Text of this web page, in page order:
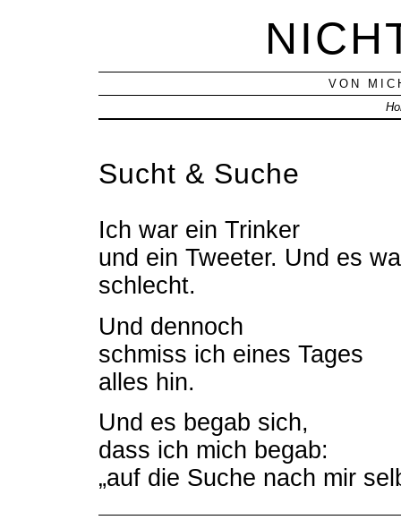
VON
Sucht & Suche
Ich war ein Trinker
und ein Tweeter. Und es
schlecht.
Und dennoch
schmiss ich eines Tages
alles hin.
Und es begab sich,
dass ich mich begab:
„auf die Suche nach mir